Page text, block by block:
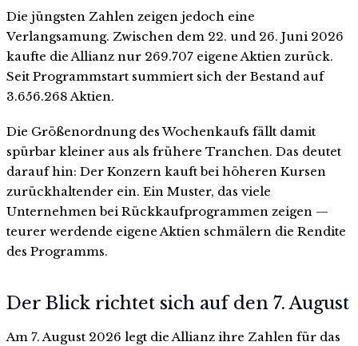
Die jüngsten Zahlen zeigen jedoch eine
Verlangsamung. Zwischen dem 22. und 26. Juni 2026
kaufte die Allianz nur 269.707 eigene Aktien zurück.
Seit Programmstart summiert sich der Bestand auf
3.656.268 Aktien.
Die Größenordnung des Wochenkaufs fällt damit
spürbar kleiner aus als frühere Tranchen. Das deutet
darauf hin: Der Konzern kauft bei höheren Kursen
zurückhaltender ein. Ein Muster, das viele
Unternehmen bei Rückkaufprogrammen zeigen —
teurer werdende eigene Aktien schmälern die Rendite
des Programms.
Der Blick richtet sich auf den 7. August
Am 7. August 2026 legt die Allianz ihre Zahlen für das